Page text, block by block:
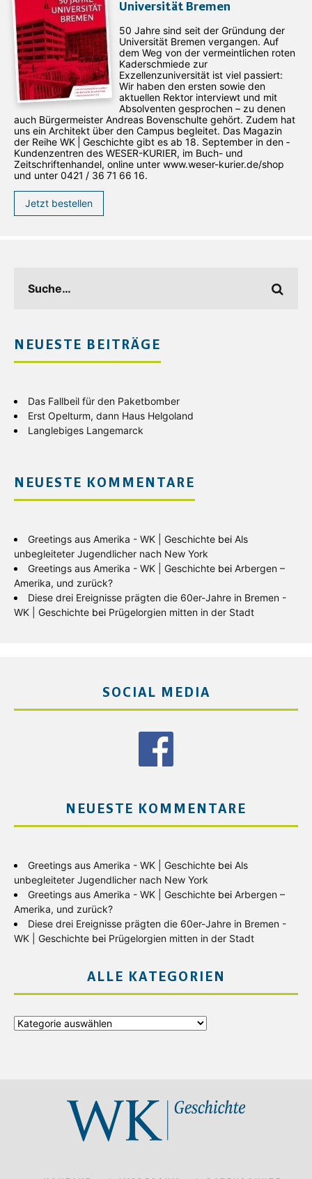
Universität Bremen
50 Jahre sind seit der Gründung der
Universität Bremen vergangen. Auf
dem Weg von der vermeintlichen roten
Kaderschmiede zur
Exzellenzuniversität ist viel passiert:
Wir haben den ersten sowie den
aktuellen Rektor interviewt und mit
Absolventen gesprochen – zu denen
auch Bürgermeister Andreas Bovenschulte gehört. Zudem hat
uns ein Architekt über den Campus begleitet. Das Magazin
der Reihe WK | Geschichte gibt es ab 18. September in den ­
Kundenzentren des WESER-­KURIER, im Buch- und
Zeitschriftenhandel, online unter www.weser-kurier.de/shop
und unter 0421 / 36 71 66 16.
Jetzt bestellen
NEUESTE BEITRÄGE
Das Fallbeil für den Paketbomber
Erst Opelturm, dann Haus Helgoland
Langlebiges Langemarck
NEUESTE KOMMENTARE
Greetings aus Amerika - WK | Geschichte bei Als
unbegleiteter Jugendlicher nach New York
Greetings aus Amerika - WK | Geschichte bei Arbergen –
Amerika, und zurück?
Diese drei Ereignisse prägten die 60er-Jahre in Bremen -
WK | Geschichte bei Prügelorgien mitten in der Stadt
SOCIAL MEDIA
NEUESTE KOMMENTARE
Greetings aus Amerika - WK | Geschichte bei Als
unbegleiteter Jugendlicher nach New York
Greetings aus Amerika - WK | Geschichte bei Arbergen –
Amerika, und zurück?
Diese drei Ereignisse prägten die 60er-Jahre in Bremen -
WK | Geschichte bei Prügelorgien mitten in der Stadt
ALLE KATEGORIEN
Alle